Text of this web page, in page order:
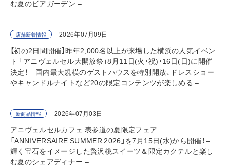
む夏のビアガーデン –
店舗新着情報 2026年07月09日
【初の2日間開催】昨年2,000名以上が来場した横浜の人気イベン
ト 「アニヴェルセル大開放祭」8月11日(火・祝)・16日(日)に開催
決定！ – 国内最大規模のゲストハウスを特別開放、ドレスショー
やキャンドルナイトなど20の限定コンテンツが楽しめる –
新商品情報 2026年07月03日
アニヴェルセルカフェ 表参道の夏限定フェア
「ANNIVERSAIRE SUMMER 2026」を7月15日(水)から開催！ –
輝く宝石をイメージした贅沢桃スイーツ＆限定カクテルと楽し
む夏のシェアディナー –